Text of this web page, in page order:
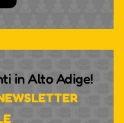
in Alto Adige!